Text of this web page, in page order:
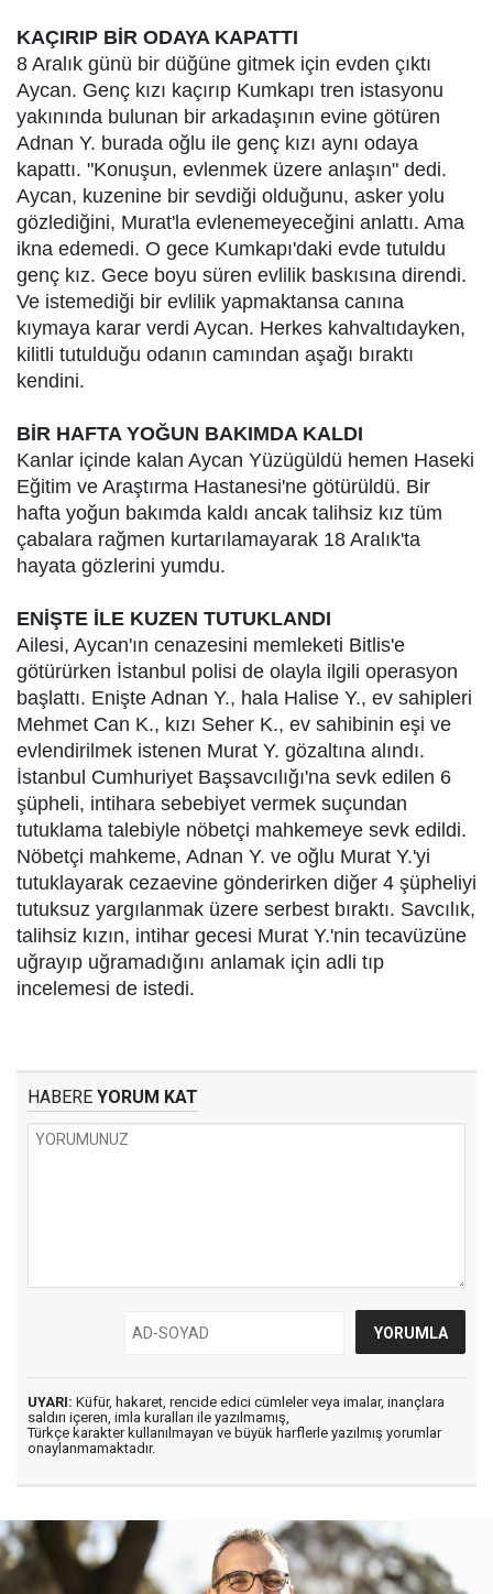
KAÇIRIP BİR ODAYA KAPATTI
8 Aralık günü bir düğüne gitmek için evden çıktı
Aycan. Genç kızı kaçırıp Kumkapı tren istasyonu
yakınında bulunan bir arkadaşının evine götüren
Adnan Y. burada oğlu ile genç kızı aynı odaya
kapattı. "Konuşun, evlenmek üzere anlaşın" dedi.
Aycan, kuzenine bir sevdiği olduğunu, asker yolu
gözlediğini, Murat'la evlenemeyeceğini anlattı. Ama
ikna edemedi. O gece Kumkapı'daki evde tutuldu
genç kız. Gece boyu süren evlilik baskısına direndi.
Ve istemediği bir evlilik yapmaktansa canına
kıymaya karar verdi Aycan. Herkes kahvaltıdayken,
kilitli tutulduğu odanın camından aşağı bıraktı
kendini.
BİR HAFTA YOĞUN BAKIMDA KALDI
Kanlar içinde kalan Aycan Yüzügüldü hemen Haseki
Eğitim ve Araştırma Hastanesi'ne götürüldü. Bir
hafta yoğun bakımda kaldı ancak talihsiz kız tüm
çabalara rağmen kurtarılamayarak 18 Aralık'ta
hayata gözlerini yumdu.
ENİŞTE İLE KUZEN TUTUKLANDI
Ailesi, Aycan'ın cenazesini memleketi Bitlis'e
götürürken İstanbul polisi de olayla ilgili operasyon
başlattı. Enişte Adnan Y., hala Halise Y., ev sahipleri
Mehmet Can K., kızı Seher K., ev sahibinin eşi ve
evlendirilmek istenen Murat Y. gözaltına alındı.
İstanbul Cumhuriyet Başsavcılığı'na sevk edilen 6
şüpheli, intihara sebebiyet vermek suçundan
tutuklama talebiyle nöbetçi mahkemeye sevk edildi.
Nöbetçi mahkeme, Adnan Y. ve oğlu Murat Y.'yi
tutuklayarak cezaevine gönderirken diğer 4 şüpheliyi
tutuksuz yargılanmak üzere serbest bıraktı. Savcılık,
talihsiz kızın, intihar gecesi Murat Y.'nin tecavüzüne
uğrayıp uğramadığını anlamak için adli tıp
incelemesi de istedi.
HABERE YORUM KAT
UYARI: Küfür, hakaret, rencide edici cümleler veya imalar, inançlara
saldırı içeren, imla kuralları ile yazılmamış,
Türkçe karakter kullanılmayan ve büyük harflerle yazılmış yorumlar
onaylanmamaktadır.